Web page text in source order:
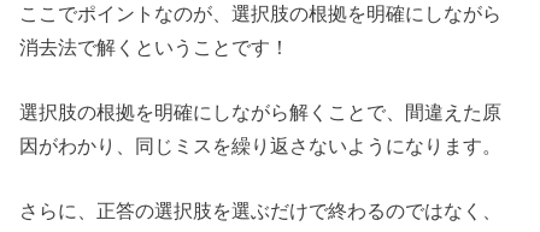
ここでポイントなのが、選択肢の根拠を明確にしながら
消去法で解くということです！
選択肢の根拠を明確にしながら解くことで、間違えた原
因がわかり、同じミスを繰り返さないようになります。
さらに、正答の選択肢を選ぶだけで終わるのではなく、